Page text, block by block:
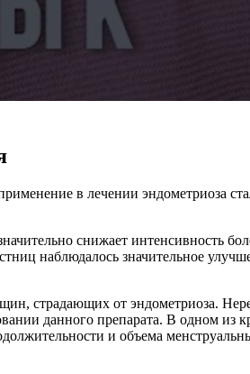
в лечении эндометриоза
снижает интенсивность
наблюдалось значительное
страдающих от эндометриоза.
данного препарата. В одном из
и объема